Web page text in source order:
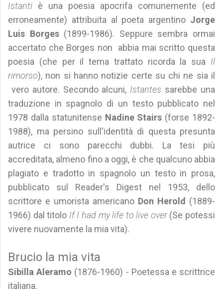
Istanti è una poesia apocrifa comunemente (ed
erroneamente) attribuita al poeta argentino Jorge
Luis Borges(1899-1986). Seppure sembra ormai
accertato che Borges non abbia mai scritto questa
poesia (che per il tema trattato ricorda la sua Il
rimorso), non si hanno notizie certe su chi ne sia il
vero autore. Secondo alcuni, Istantes sarebbe una
traduzione in spagnolo di un testo pubblicato nel
1978 dalla statunitense Nadine Stairs (forse 1892-
1988), ma persino sull'identità di questa presunta
autrice ci sono parecchi dubbi. La tesi più
accreditata, almeno fino a oggi, è che qualcuno abbia
plagiato e tradotto in spagnolo un testo in prosa,
pubblicato sul Reader's Digest nel 1953, dello
scrittore e umorista americano Don Herold (1889-
1966) dal titolo If I had my life to live over(Se potessi
vivere nuovamente la mia vita).
Brucio la mia vita
Sibilla Aleramo (1876-1960) - Poetessa e scrittrice
italiana.